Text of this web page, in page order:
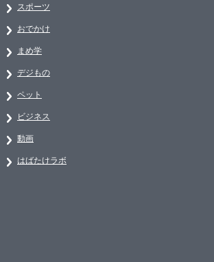
スポーツ
おでかけ
まめ学
デジもの
ペット
ビジネス
動画
はばたけラボ